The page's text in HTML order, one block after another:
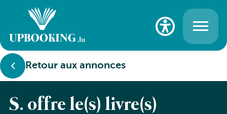
Retour aux annonces
S. offre le(s) livre(s)